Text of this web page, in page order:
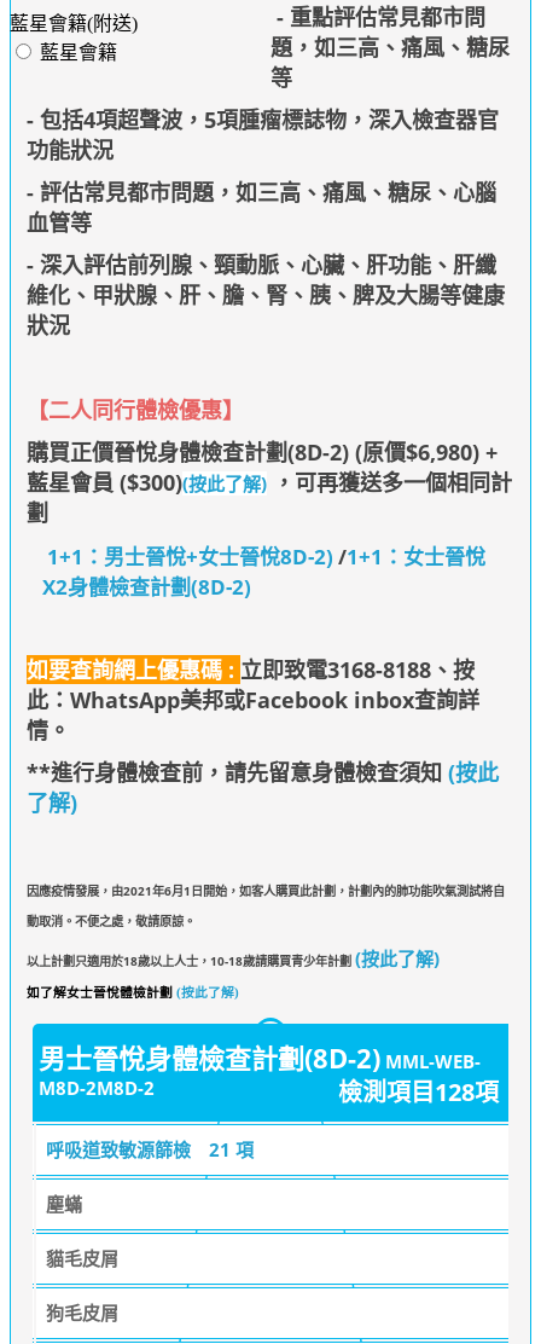
藍星會籍(附送)
藍星會籍
- 重點評估常見都市問
題，如三高、痛風、糖尿
等
- 包括4項超聲波，5項腫瘤標誌物，深入檢查器官
功能狀況
- 評估常見都市問題，如三高、痛風、糖尿、心腦
血管等
- 深入評估前列腺、頸動脈、心臟、肝功能、肝纖
維化、甲狀腺、肝、膽、腎、胰、脾及大腸等健康
狀況
【二人同行體檢優惠】
購買正價晉悅身體檢查計劃(8D-2) (原價$6,980)+
藍星會員 ($300)(按此了解)， 可再獲送多一個相同計
劃
1+1：男士晉悅+女士晉悅8D-2) /1+1：女士晉悅
X2身體檢查計劃(8D-2)
如要查詢網上優惠碼 : 立即致電3168-8188、 按
此：WhatsApp美邦或Facebook inbox查詢詳
情。
**進行身體檢查前，請先留意身體檢查須知 (按此
了解)
因應疫情發展，由2021年6月1日開始，如客人購買此計劃，計劃內的肺功能吹氣測試將自
動取消。不便之處，敬請原諒。
以上計劃只適用於18歲以上人士，10-18歲請購買青少年計劃 (按此了解)
如了解女士晉悅體檢計劃 (按此了解)
男士晉悅身體檢查計劃(8D-2) MML-WEB-
M8D-2M8D-2
檢測項目128項
呼吸道致敏源篩檢 21 項
塵蟎
貓毛皮屑
狗毛皮屑